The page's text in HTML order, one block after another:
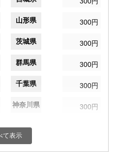
山形県 300円
茨城県 300円
群馬県 300円
千葉県 300円
神奈川県 300円
富山県
て表示